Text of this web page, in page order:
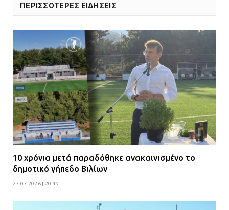
ΠΕΡΙΣΣΟΤΕΡΕΣ ΕΙΔΗΣΕΙΣ
10 χρόνια μετά παραδόθηκε ανακαινισμένο το
δημοτικό γήπεδο Βιλίων
27.07.2026 | 20:49